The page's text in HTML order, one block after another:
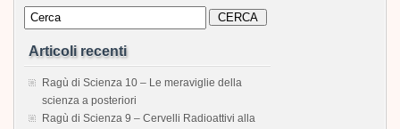
Articoli recenti
Ragù di Scienza 10 – Le meraviglie della
scienza a posteriori
Ragù di Scienza 9 – Cervelli Radioattivi alla